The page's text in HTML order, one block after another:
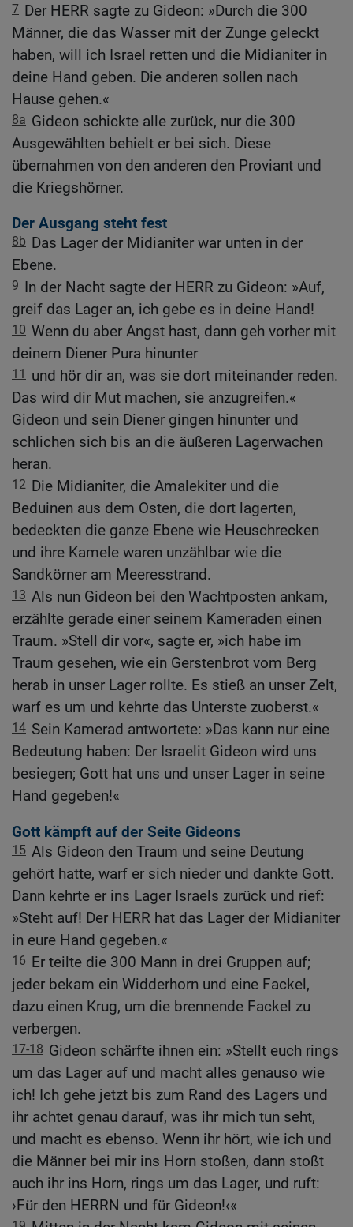
7 Der HERR sagte zu Gideon: »Durch die 300
Männer, die das Wasser mit der Zunge geleckt
haben, will ich Israel retten und die Midianiter in
deine Hand geben. Die anderen sollen nach
Hause gehen.«
8a Gideon schickte alle zurück, nur die 300
Ausgewählten behielt er bei sich. Diese
übernahmen von den anderen den Proviant und
die Kriegshörner.
Der Ausgang steht fest
8b Das Lager der Midianiter war unten in der
Ebene.
9 In der Nacht sagte der HERR zu Gideon: »Auf,
greif das Lager an, ich gebe es in deine Hand!
10 Wenn du aber Angst hast, dann geh vorher mit
deinem Diener Pura hinunter
11
und hör dir an, was sie dort miteinander reden.
Das wird dir Mut machen, sie anzugreifen.«
Gideon und sein Diener gingen hinunter und
schlichen sich bis an die äußeren Lagerwachen
heran.
12 Die Midianiter, die Amalekiter und die
Beduinen aus dem Osten, die dort lagerten,
bedeckten die ganze Ebene wie Heuschrecken
und ihre Kamele waren unzählbar wie die
Sandkörner am Meeresstrand.
13 Als nun Gideon bei den Wachtposten ankam,
erzählte gerade einer seinem Kameraden einen
Traum. »Stell dir vor«, sagte er, »ich habe im
Traum gesehen, wie ein Gerstenbrot vom Berg
herab in unser Lager rollte. Es stieß an unser Zelt,
warf es um und kehrte das Unterste zuoberst.«
14 Sein Kamerad antwortete: »Das kann nur eine
Bedeutung haben: Der Israelit Gideon wird uns
besiegen; Gott hat uns und unser Lager in seine
Hand gegeben!«
Gott kämpft auf der Seite Gideons
15 Als Gideon den Traum und seine Deutung
gehört hatte, warf er sich nieder und dankte Gott.
Dann kehrte er ins Lager Israels zurück und rief:
»Steht auf! Der HERR hat das Lager der Midianiter
in eure Hand gegeben.«
16 Er teilte die 300 Mann in drei Gruppen auf;
jeder bekam ein Widderhorn und eine Fackel,
dazu einen Krug, um die brennende Fackel zu
verbergen.
17-18 Gideon schärfte ihnen ein: »Stellt euch rings
um das Lager auf und macht alles genauso wie
ich! Ich gehe jetzt bis zum Rand des Lagers und
ihr achtet genau darauf, was ihr mich tun seht,
und macht es ebenso. Wenn ihr hört, wie ich und
die Männer bei mir ins Horn stoßen, dann stoßt
auch ihr ins Horn, rings um das Lager, und ruft:
›Für den HERRN und für Gideon!‹«